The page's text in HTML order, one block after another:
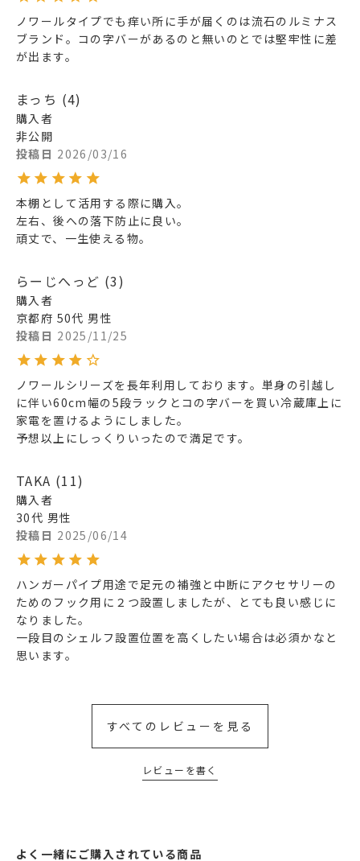
ノワールタイプでも痒い所に手が届くのは流石のルミナス
ブランド。コの字バーがあるのと無いのとでは堅牢性に差
が出ます。
まっち 4
購入者
非公開
投稿日 2026/03/16
本棚として活用する際に購入。
左右、後への落下防止に良い。
頑丈で、一生使える物。
らーじへっど 3
購入者
京都府 50代 男性
投稿日 2025/11/25
ノワールシリーズを長年利用しております。単身の引越し
に伴い60cm幅の5段ラックとコの字バーを買い冷蔵庫上に
家電を置けるようにしました。
予想以上にしっくりいったので満足です。
TAKA 11
購入者
30代 男性
投稿日 2025/06/14
ハンガーパイプ用途で足元の補強と中断にアクセサリーの
ためのフック用に２つ設置しましたが、とても良い感じに
なりました。
一段目のシェルフ設置位置を高くしたい場合は必須かなと
思います。
すべてのレビューを見る
レビューを書く
よく一緒にご購入されている商品